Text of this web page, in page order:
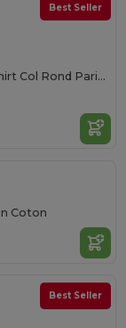
Best Seller
Radsow Apparel - Sweatshirt Col Rond Paris pour femmes
Coton
Best Seller